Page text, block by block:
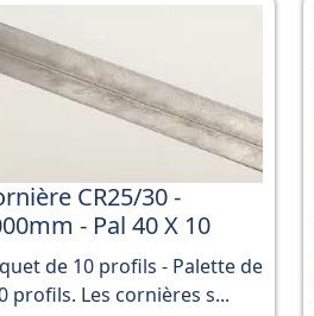
CR25/30 -
- Pal 40 X 10
de 10 profils - Palette de
profils. Les cornières s...